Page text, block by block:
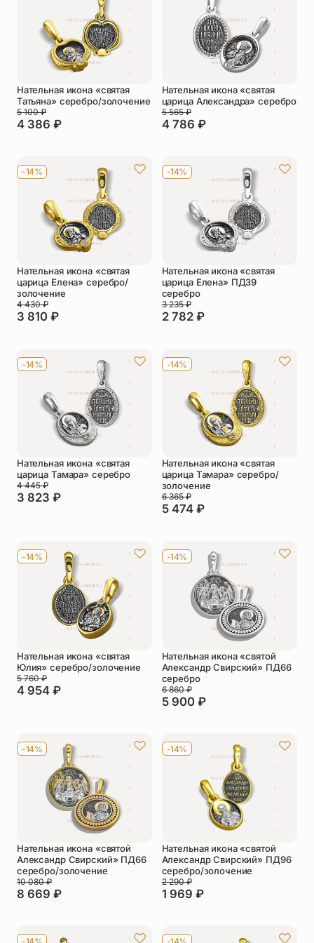
Упаковка
Цепи
Чётки
Шнурки на
Другое
Нательная икона «святая
Татьяна» серебро/золочение
4 386 ₽
5 100₽
Нательная икона «святая
царица Александра» серебро
4 786 ₽
5 565₽
-14%
Нательная икона «святая
царица Елена» cеребро/
золочение
3 810 ₽
4 430₽
-14%
Нательная икона «святая
царица Елена» ПД39
серебро
2 782 ₽
3 235₽
-14%
Нательная икона «святая
царица Тамара» серебро
3 823 ₽
4 445₽
-14%
Нательная икона «святая
царица Тамара» серебро/
золочение
5 474 ₽
6 365₽
-14%
Нательная икона «святая
Юлия» серебро/золочение
4 954 ₽
5 760₽
-14%
Нательная икона «святой
Александр Свирский» ПД66
серебро
5 900 ₽
6 860₽
-14%
Нательная икона «святой
Александр Свирский» ПД66
серебро/золочение
8 669 ₽
10 080₽
-14%
Нательная икона «святой
Александр Свирский» ПД96
серебро/золочение
1 969 ₽
2 290₽